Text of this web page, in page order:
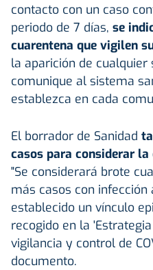
contacto con un caso
periodo de 7 días, se
cuarentena que vigilen
la aparición de
comunique al sistema
establezca en cada
El borrador de Sanidad
casos para considerar
"Se considerará brote
más casos con
establecido un vínculo
recogido en la
vigilancia y control de
documento.